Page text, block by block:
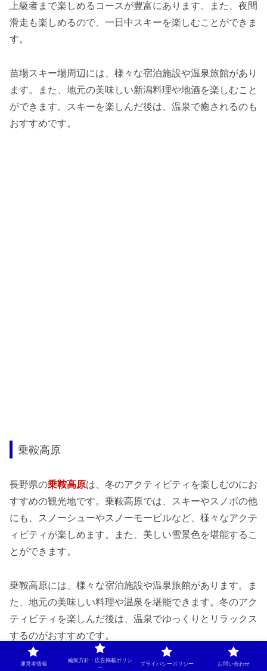
上級者まで楽しめるコースが豊富にあります。また、夜間
滑走も楽しめるので、一日中スキーを楽しむことができま
す。
苗場スキー場周辺には、様々な宿泊施設や温泉旅館があり
ます。また、地元の美味しい新潟料理や地酒を楽しむこと
ができます。スキーを楽しんだ後は、温泉で癒されるのも
おすすめです。
乗鞍高原
長野県の乗鞍高原は、冬のアクティビティを楽しむのにお
すすめの観光地です。乗鞍高原では、スキーやスノボの他
にも、スノーシューやスノーモービルなど、様々なアクテ
ィビティが楽しめます。また、美しい雪景色を堪能するこ
とができます。
乗鞍高原には、様々な宿泊施設や温泉旅館があります。ま
た、地元の美味しい料理や温泉を堪能できます。冬のアク
ティビティを楽しんだ後は、温泉でゆっくりとリラックス
するのがおすすめです。
運営者情報
編集方針・広告掲載ポリシ
ー
プライバシーポリシー お問い合わせ